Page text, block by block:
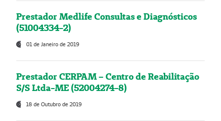
Prestador Medlife Consultas e Diagnósticos
(51004334-2)
01 de Janeiro de 2019
Prestador CERPAM – Centro de Reabilitação
S/S Ltda-ME (52004274-8)
18 de Outubro de 2019